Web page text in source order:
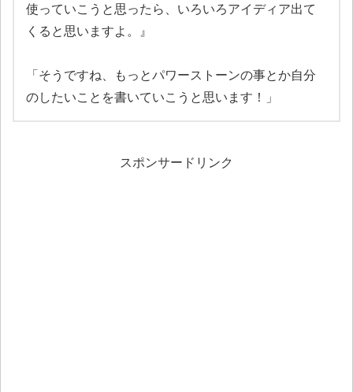
使っていこうと思ったら、いろいろアイディア出て
くると思いますよ。』
「そうですね、もっとパワーストーンの事とか自分
のしたいことを書いていこうと思います！」
スポンサードリンク